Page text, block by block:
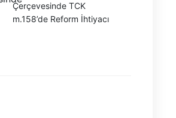
Çerçevesinde TCK
m.158’de Reform İhtiyacı